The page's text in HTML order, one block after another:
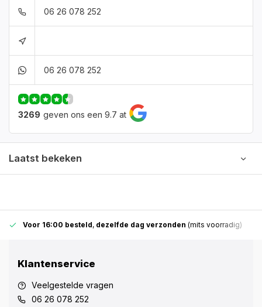
06 26 078 252
06 26 078 252
3269 geven ons een 9.7 at
Laatst bekeken
Voor 16:00 besteld, dezelfde dag verzonden (mits voorradig)
Klantenservice
Veelgestelde vragen
06 26 078 252